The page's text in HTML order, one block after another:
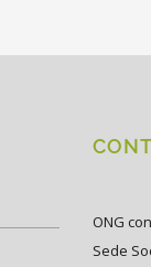
ONG
Sede